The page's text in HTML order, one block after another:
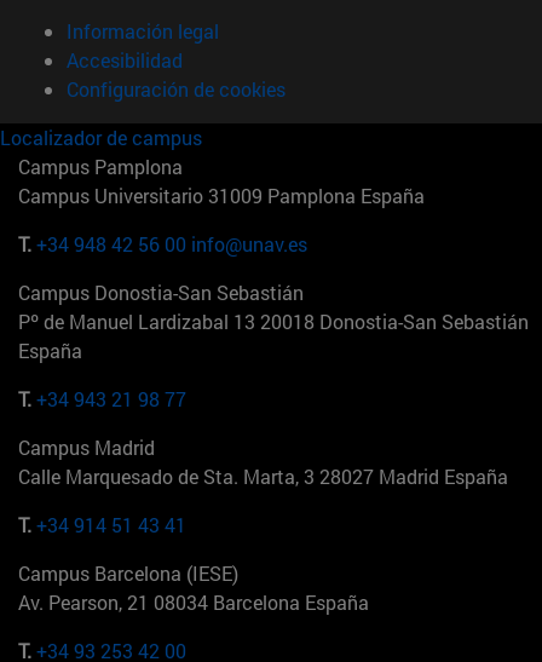
Información legal
Accesibilidad
Configuración de cookies
Localizador de campus
Campus Pamplona
Campus Universitario 31009 Pamplona España
T.+34 948 42 56 00 info@unav.es
Campus Donostia-San Sebastián
Pº de Manuel Lardizabal 13 20018 Donostia-San Sebastián
España
T.+34 943 21 98 77
Campus Madrid
Calle Marquesado de Sta. Marta, 3 28027 Madrid España
T.+34 914 51 43 41
Campus Barcelona (IESE)
Av. Pearson, 21 08034 Barcelona España
T.+34 93 253 42 00